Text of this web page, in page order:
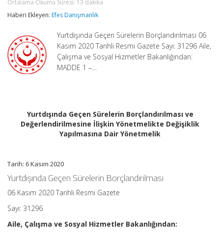
Yönetmelikte
Yapılmasına
Dair
Yönetmelik
Ortalama
Okuma
Süresi:
Ortalama Okuma Süresi: 13 dakika
Haberi Ekleyen: Efes Danışmanlık
Yurtdışında Geçen Sürelerin Borçlandırılması 06
Kasım 2020 Tarihli Resmi Gazete Sayı: 31296 Aile,
Çalışma ve Sosyal Hizmetler Bakanlığından:
MADDE 1 –…
Yurtdışında Geçen Sürelerin Borçlandırılması ve
Değerlendirilmesine İlişkin Yönetmelikte Değişiklik
Yapılmasına Dair Yönetmelik
Tarih: 6 Kasım 2020
Yurtdışında Geçen Sürelerin Borçlandırılması
06 Kasım 2020 Tarihli Resmi Gazete
Sayı: 31296
Aile, Çalışma ve Sosyal Hizmetler Bakanlığından: